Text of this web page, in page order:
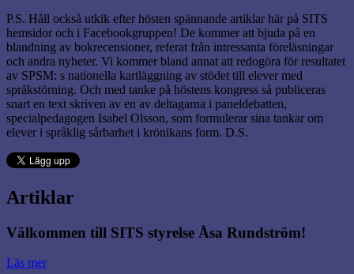
P.S. Håll också utkik efter hösten spännande artiklar här på SITS
hemsidor och i Facebookgruppen! De kommer att bjuda på en
blandning av bokrecensioner, referat från intressanta föreläsningar
och andra nyheter. Vi kommer bland annat att redogöra för resultatet
av SPSM: s nationella kartläggning av stödet till elever med
språkstörning. Och med tanke på höstens kongress så publiceras
snart en text skriven av en av deltagarna i paneldebatten,
specialpedagogen Isabel Olsson, som formulerar sina tankar om
elever i språklig sårbarhet i krönikans form. D.S.
Artiklar
Välkommen till SITS styrelse Åsa Rundström!
Läs mer